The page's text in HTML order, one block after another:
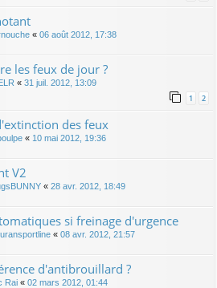
« 06 août 2012, 17:38
les feux de jour ?
« 31 juil. 2012, 13:09
1 2
des feux
« 10 mai 2012, 19:36
V2
« 28 avr. 2012, 18:49
si freinage d'urgence
« 08 avr. 2012, 21:57
d'antibrouillard ?
Rai « 02 mars 2012, 01:44